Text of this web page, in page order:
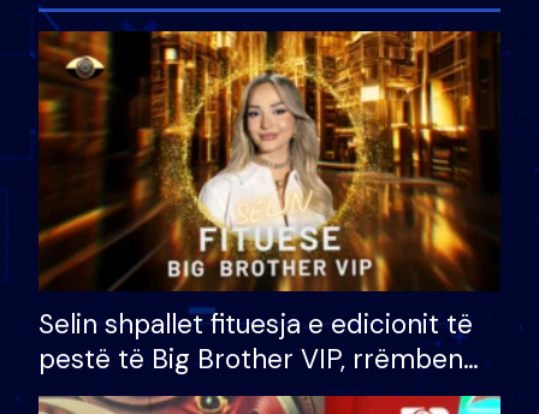
Selin shpallet fituesja e edicionit të
pestë të Big Brother VIP, rrëmben
çmimin e madh prej 100 mijë eurosh